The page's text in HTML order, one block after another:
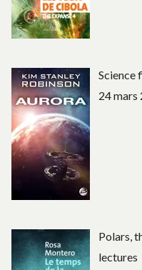
Science
24 mars
Polars,
lectures